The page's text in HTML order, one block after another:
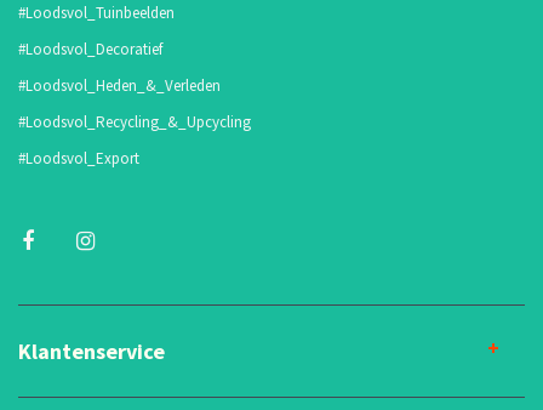
#Loodsvol_Tuinbeelden
#Loodsvol_Decoratief
#Loodsvol_Heden_&_Verleden
#Loodsvol_Recycling_&_Upcycling
#Loodsvol_Export
Klantenservice